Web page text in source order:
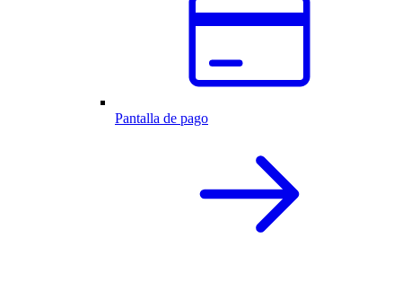
Pantalla de pago